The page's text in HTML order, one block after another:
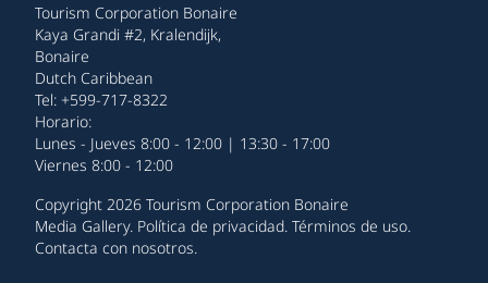
Tourism Corporation Bonaire
Kaya Grandi #2, Kralendijk,
Bonaire
Dutch Caribbean
Tel: +599-717-8322
Horario:
Lunes - Jueves 8:00 - 12:00 | 13:30 - 17:00
Viernes 8:00 - 12:00
Copyright 2026 Tourism Corporation Bonaire
Media Gallery. Política de privacidad. Términos de uso.
Contacta con nosotros.